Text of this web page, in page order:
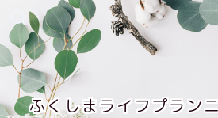
ふくしまライフプラン